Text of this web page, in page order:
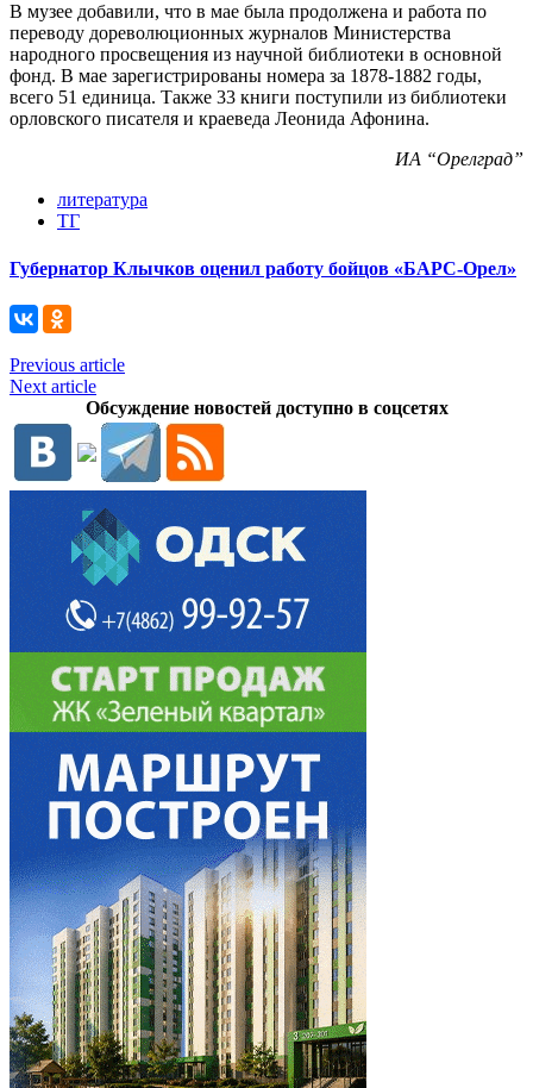
В музее добавили, что в мае была продолжена и работа по
переводу дореволюционных журналов Министерства
народного просвещения из научной библиотеки в основной
фонд. В мае зарегистрированы номера за 1878-1882 годы,
всего 51 единица. Также 33 книги поступили из библиотеки
орловского писателя и краеведа Леонида Афонина.
ИА “Орелград”
литература
ТГ
Губернатор Клычков оценил работу бойцов «БАРС-Орел»
Previous article
Next article
Обсуждение новостей доступно в соцсетях